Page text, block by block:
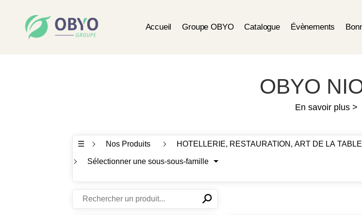
Accueil Groupe OBYO Catalogue Évènements
OBYO
En savoir plus >
☰ Nos Produits HOTELLERIE, RESTAURATION, ART DE LA TABLE
Sélectionner une sous-sous-famille
✕⚲